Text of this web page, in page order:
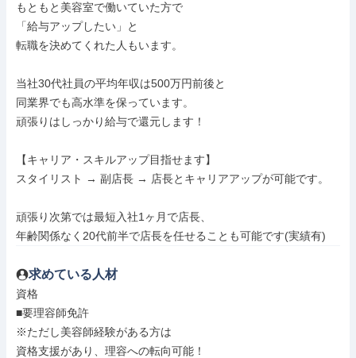
もともと美容室で働いていた方で
「給与アップしたい」と
転職を決めてくれた人もいます。
当社30代社員の平均年収は500万円前後と
同業界でも高水準を保っています。
頑張りはしっかり給与で還元します！
【キャリア・スキルアップ目指せます】
スタイリスト → 副店長 → 店長とキャリアアップが可能です。
頑張り次第では最短入社1ヶ月で店長、
年齢関係なく20代前半で店長を任せることも可能です(実績有)
求めている人材
資格
■要理容師免許
※ただし美容師経験がある方は
資格支援があり、理容への転向可能！